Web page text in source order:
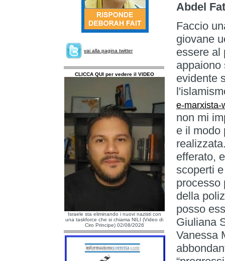
vai alla pagina twitter
CLICCA QUI per vedere il VIDEO
Israele sta eliminando i nuovi nazisti con
una taskforce che si chiama NILI (Video di
Ciro Principe) 02/08/2026
Abdel
Faccio
giovane
essere al
appaiono
evidente
e-marxista-
non mi
e il modo
efferato,
scoperti
processo
della
posso
Giuliana
Vanessa